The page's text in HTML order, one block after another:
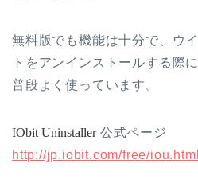
無料版でも機能は十分で、ウ
トをアンインストールする際
普段よく使っています。
IObit Uninstaller公式ページ
http://jp.iobit.com/free/iou.html